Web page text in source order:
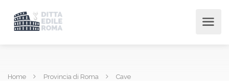
Home Provincia di Roma Cave